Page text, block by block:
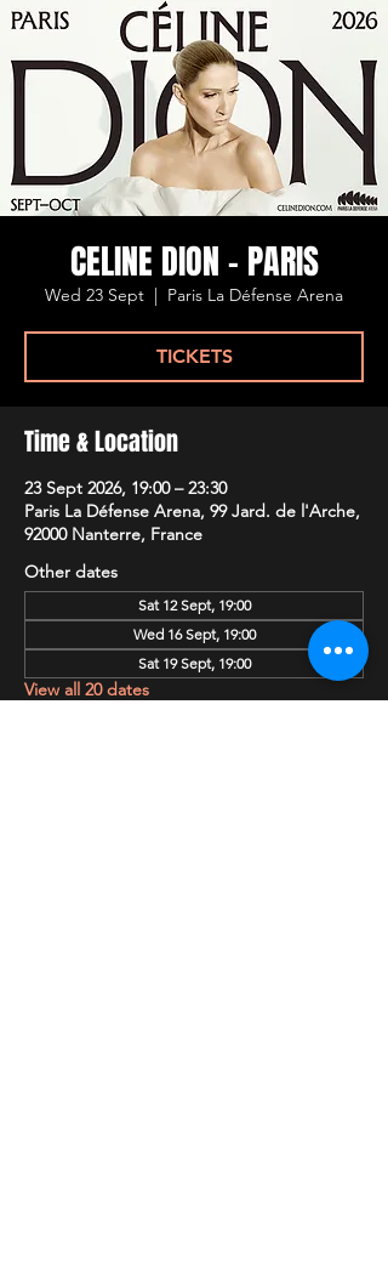
CELINE DION - PARIS
Wed 23 Sept
  |
Paris La Défense Arena
TICKETS
Time & Location
23 Sept 2026, 19:00 – 23:30
Paris La Défense Arena, 99 Jard. de l'Arche,
92000 Nanterre, France
Other dates
Sat 12 Sept, 19:00
Wed 16 Sept, 19:00
Sat 19 Sept, 19:00
View all 20 dates